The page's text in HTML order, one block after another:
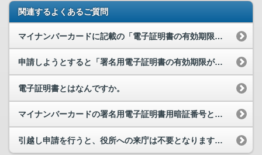
関連するよくあるご質問
マイナンバーカードに記載の「電子証明書の有効期限」は過ぎていませんが、「署名用電子証明書が失効...
申請しようとすると「署名用電子証明書の有効期限が切れています」と表示されます。どうすればよいで...
電子証明書とはなんですか。
マイナンバーカードの署名用電子証明書用暗証番号とは何でしょうか。
引越し申請を行うと、役所への来庁は不要となりますか。